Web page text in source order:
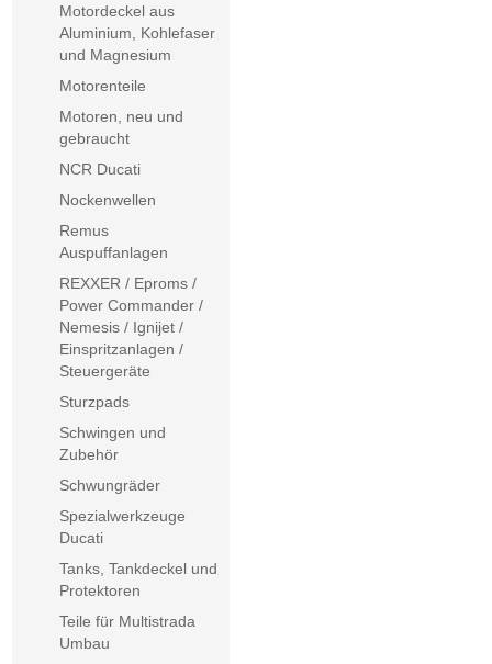
Motordeckel aus
Aluminium, Kohlefaser
und Magnesium
Motorenteile
Motoren, neu und
gebraucht
NCR Ducati
Nockenwellen
Remus
Auspuffanlagen
REXXER / Eproms /
Power Commander /
Nemesis / Ignijet /
Einspritzanlagen /
Steuergeräte
Sturzpads
Schwingen und
Zubehör
Schwungräder
Spezialwerkzeuge
Ducati
Tanks, Tankdeckel und
Protektoren
Teile für Multistrada
Umbau